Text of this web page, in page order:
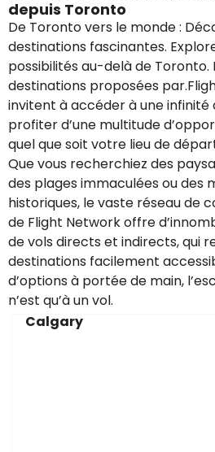
depuis Toronto
De Toronto vers le monde :
destinations fascinantes.
possibilités au-delà de Toronto.
destinations proposées
invitent à accéder à une infinité
profiter d’une multitude
quel que soit votre lieu de
Que vous recherchiez des
des plages immaculées ou des
historiques, le vaste réseau de
de Flight Network offre
de vols directs et indirects, qui
destinations facilement
d’options à portée de main,
n’est qu’à un vol.
Calgary